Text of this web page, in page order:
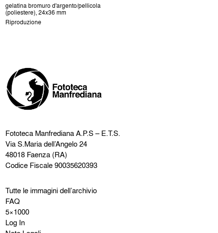
gelatina bromuro d'argento/pellicola
(poliestere), 24x36 mm
Riproduzione
Fototeca ManfredianaA.P.S – E.T.S.
Via S.Maria dell’Angelo 24
48018 Faenza (RA)
Codice Fiscale 90035620393
Tutte le immagini dell’archivio
FAQ
5×1000
Log In